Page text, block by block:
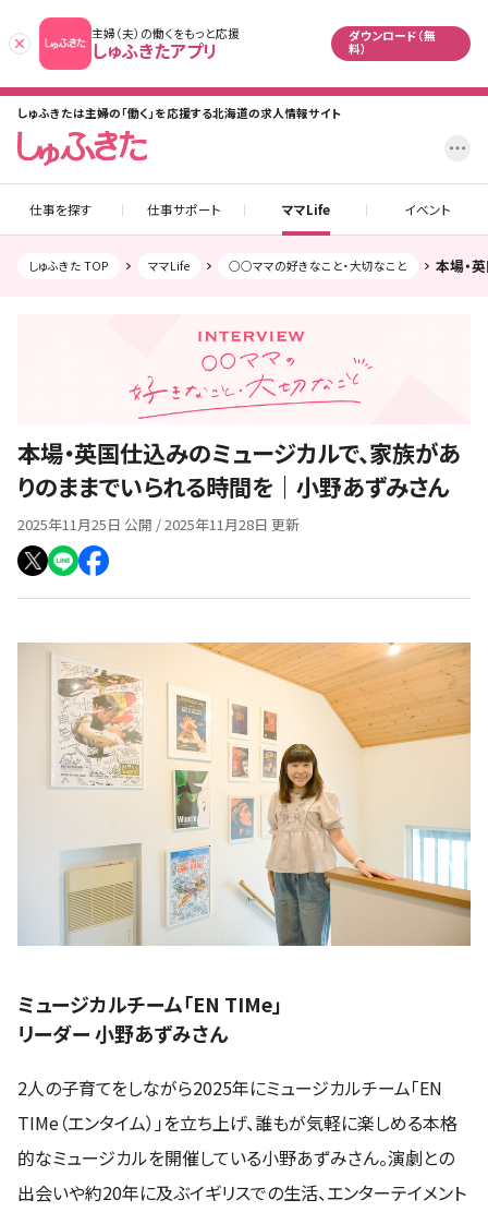
主婦（夫）の働くをもっと応援
しゅふきたアプリ
あとで
ダウンロード（無
料）
しゅふきたは主婦の「働く」を応援する北海道の求人情報サイト
仕事を探す 仕事サポート ママLife イベント
しゅふきた TOP ママLife ○○ママの好きなこと・大切なこと 本場・
本場・英国仕込みのミュージカルで、家族があ
りのままでいられる時間を｜小野あずみさん
2025年11月25日 公開 / 2025年11月28日 更新
ミュージカルチーム「EN TIMe」
リーダー 小野あずみさん
2人の子育てをしながら2025年にミュージカルチーム「EN
TIMe（エンタイム）」を立ち上げ、誰もが気軽に楽しめる本格
的なミュージカルを開催している小野あずみさん。演劇との
出会いや約20年に及ぶイギリスでの生活、エンターテイメント